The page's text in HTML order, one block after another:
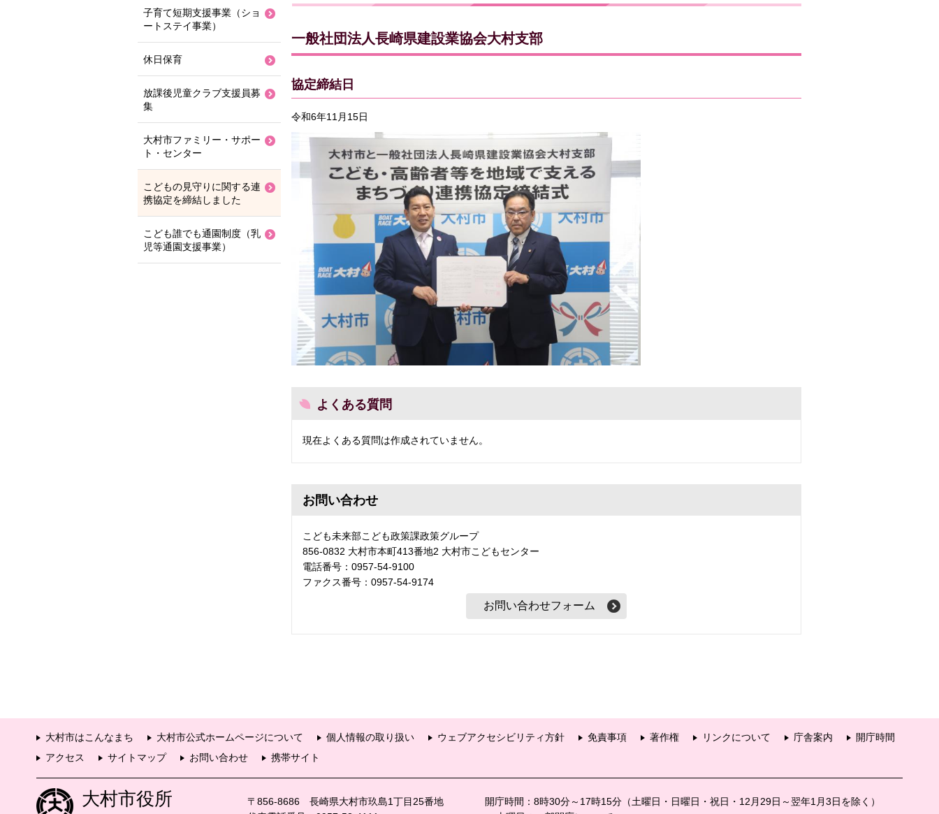
一般社団法人長崎県建設業協会大村支部
協定締結日
令和6年11月15日
よくある質問
現在よくある質問は作成されていません。
お問い合わせ
こども未来部こども政策課政策グループ
856-0832 大村市本町413番地2 大村市こどもセンター
電話番号：0957-54-9100
ファクス番号：0957-54-9174
子育て短期支援事業（ショ
ートステイ事業）
休日保育
放課後児童クラブ支援員募
集
大村市ファミリー・サポー
ト・センター
こどもの見守りに関する連
携協定を締結しました
こども誰でも通園制度（乳
児等通園支援事業）
大村市はこんなまち 大村市公式ホームページについて 個人情報の取り扱い ウェブアクセシビリティ方針 免責事項 著作権 リンクについて 庁舎案内
開庁時間
アクセス
サイトマップ お問い合わせ 携帯サイト
大村市役所
〒856-8686 長崎県大村市玖島1丁目25番地
開庁時間：8時30分～17時15分（土曜日・日曜日・祝日・12月29日～翌年1月3日を除く）